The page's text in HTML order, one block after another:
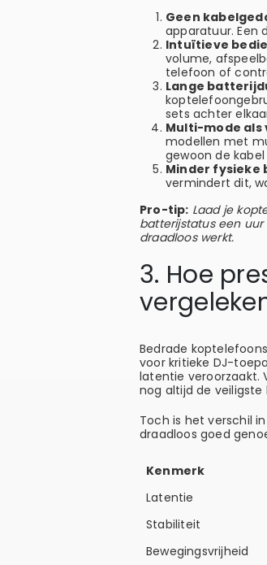
Geen
apparatuur. Een
Intuïtieve
volume,
telefoon of
Lange
sets achter
Multi-mode als
modellen met
gewoon de kabel
Minder fysieke
vermindert dit,
Pro-tip: Laad je
batterijstatus een
draadloos werkt.
3. Hoe
Bedrade
voor kritieke DJ-
latentie veroorzaakt.
nog altijd de veiligste
Toch is het verschil
draadloos goed
Kenmerk
Latentie
Stabiliteit
Bewegingsvrijheid